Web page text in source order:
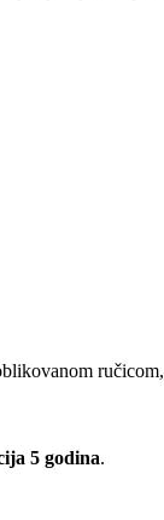
ručicom,
5 godina.